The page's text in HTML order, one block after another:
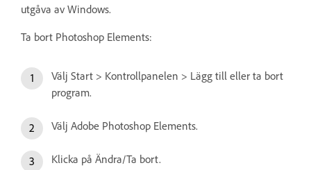
utgåva av Windows.
Ta bort Photoshop Elements:
Välj Start > Kontrollpanelen > Lägg till eller ta bort
program.
Välj Adobe Photoshop Elements.
Klicka på Ändra/Ta bort.